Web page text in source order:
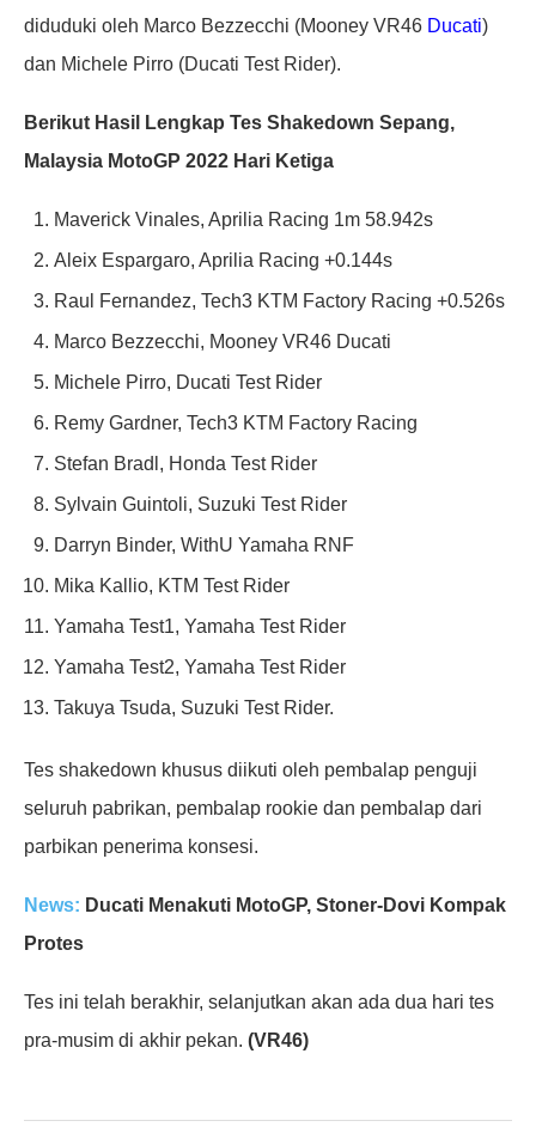
diduduki oleh Marco Bezzecchi (Mooney VR46 Ducati)
dan Michele Pirro (Ducati Test Rider).
Berikut Hasil Lengkap Tes Shakedown Sepang,
Malaysia MotoGP 2022 Hari Ketiga
Maverick Vinales, Aprilia Racing 1m 58.942s
Aleix Espargaro, Aprilia Racing +0.144s
Raul Fernandez, Tech3 KTM Factory Racing +0.526s
Marco Bezzecchi, Mooney VR46 Ducati
Michele Pirro, Ducati Test Rider
Remy Gardner, Tech3 KTM Factory Racing
Stefan Bradl, Honda Test Rider
Sylvain Guintoli, Suzuki Test Rider
Darryn Binder, WithU Yamaha RNF
Mika Kallio, KTM Test Rider
Yamaha Test1, Yamaha Test Rider
Yamaha Test2, Yamaha Test Rider
Takuya Tsuda, Suzuki Test Rider.
Tes shakedown khusus diikuti oleh pembalap penguji
seluruh pabrikan, pembalap rookie dan pembalap dari
parbikan penerima konsesi.
News: Ducati Menakuti MotoGP, Stoner-Dovi Kompak
Protes
Tes ini telah berakhir, selanjutkan akan ada dua hari tes
pra-musim di akhir pekan. (VR46)